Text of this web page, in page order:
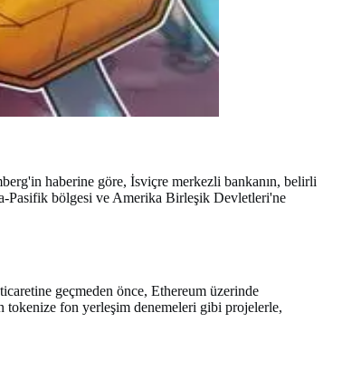
haberine göre, İsviçre merkezli bankanın, belirli
Pasifik bölgesi ve Amerika Birleşik Devletleri'ne
geçmeden önce, Ethereum üzerinde
fon yerleşim denemeleri gibi projelerle,